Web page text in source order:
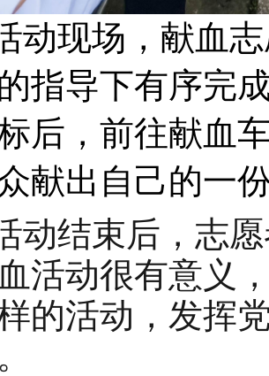
动现场， 献血
指导下有序完
后，前往献血
献出自己的一
动结束后，志
活动很有意义
的活动， 发挥